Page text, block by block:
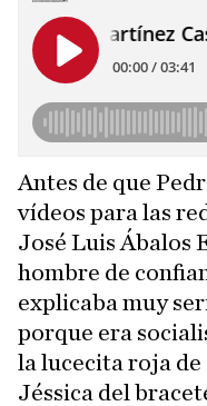
Antes de que
vídeos para las
José Luis Ábalos
hombre de
explicaba muy
porque era
la lucecita roja de
Jéssica del